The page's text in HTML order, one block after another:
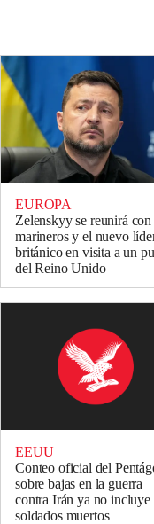
EUROPA
Zelenskyy se reunirá con
marineros y el nuevo
británico en visita a un
del Reino Unido
EEUU
Conteo oficial del
sobre bajas en la guerra
contra Irán ya no incluye
soldados muertos